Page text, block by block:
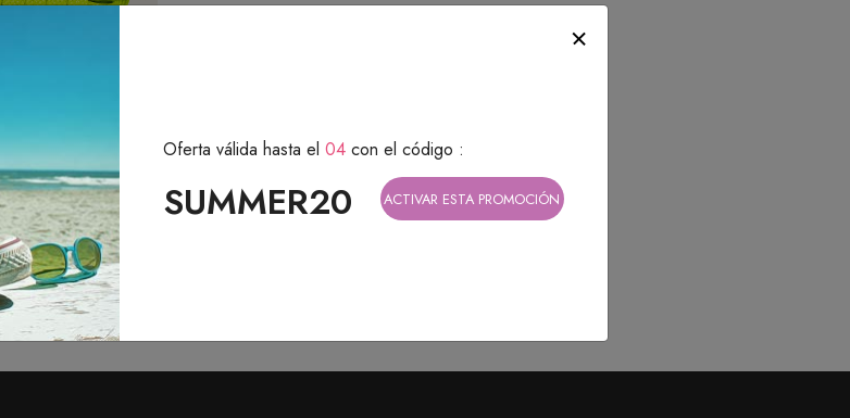
Oferta válida hasta el 04 con el código :
SUMMER20 ACTIVAR ESTA PROMOCIÓN